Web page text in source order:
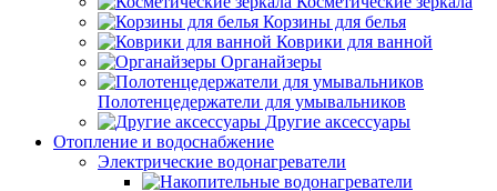
Корзины для белья
Коврики для ванной
Органайзеры
Полотенцедержатели для умывальников
Другие аксессуары
Отопление и водоснабжение
Электрические водонагреватели